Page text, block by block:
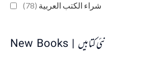
شراء الكتب العربية (78)
New Books | نئی کتابیں